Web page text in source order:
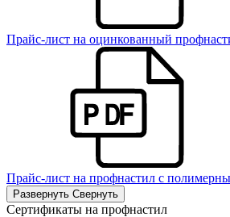
Прайс-лист на оцинкованный
Прайс-лист на профнастил с
Развернуть Свернуть
Сертификаты на профнастил